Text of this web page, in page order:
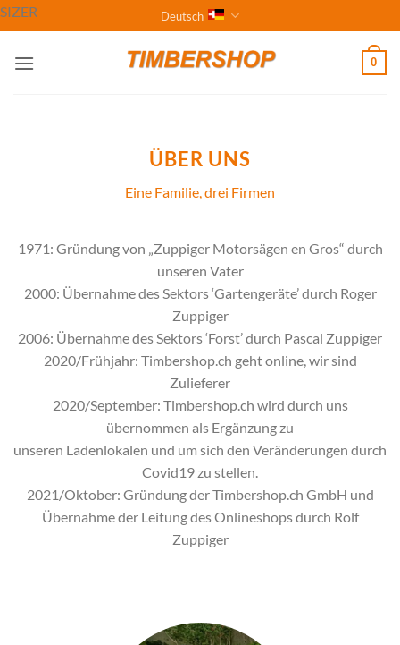
Zum
Inhalt
springen
Deutsch
0
ÜBER UNS
Eine Familie, drei Firmen
1971: Gründung von „Zuppiger Motorsägen en Gros“ durch
unseren Vater
2000: Übernahme des Sektors ‘Gartengeräte’ durch Roger
Zuppiger
2006: Übernahme des Sektors ‘Forst’ durch Pascal Zuppiger
2020/Frühjahr: Timbershop.ch geht online, wir sind
Zulieferer
2020/September: Timbershop.ch wird durch uns
übernommen als Ergänzung zu
unseren Ladenlokalen und um sich den Veränderungen durch
Covid19 zu stellen.
2021/Oktober: Gründung der Timbershop.ch GmbH und
Übernahme der Leitung des Onlineshops durch Rolf
Zuppiger
SIZER